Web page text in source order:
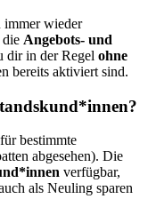
wieder
die Angebots- und
dir in der Regel ohne
bereits aktiviert sind.
bestimmte
abgesehen). Die
verfügbar,
als Neuling sparen